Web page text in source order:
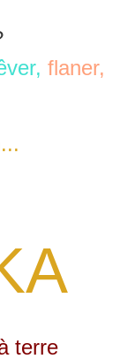
flaner,
terre